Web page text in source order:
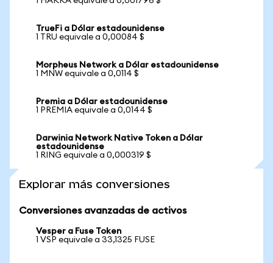
TrueFi a Dólar estadounidense
1 TRU equivale a 0,00084 $
Morpheus Network a Dólar estadounidense
1 MNW equivale a 0,0114 $
Premia a Dólar estadounidense
1 PREMIA equivale a 0,0144 $
Darwinia Network Native Token a Dólar
estadounidense
1 RING equivale a 0,000319 $
Explorar más conversiones
Conversiones avanzadas de activos
Vesper a Fuse Token
1 VSP equivale a 33,1325 FUSE